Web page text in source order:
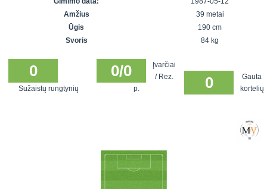
SFL rudens
Snaigės taurė
čempionatas
Vilnius
Amžius
39 metai
Ūgis
190 cm
Svoris
84 kg
0
Sužaistų rungtynių
0/0
Įvarčiai
/ Rez.
p.
0
Gauta
kortelių